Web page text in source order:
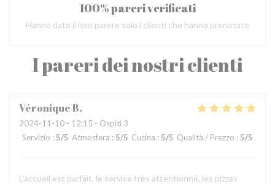
I pareri dei nostri clienti
VéroniqueB
2024-11-10 - 12:15 - Ospiti 3
Servizio : 5/5 Atmosfera : 5/5 Cucina : 5/5 Qualità / Prezzo : 5/5
L'accueil est parfait, le service très attentionné, les pizzas
100% pareri verificati
Hanno dato il loro parere solo i clienti che hanno prenotato